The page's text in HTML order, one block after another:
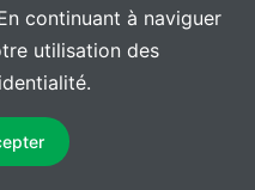
continuant à naviguer
utilisation des